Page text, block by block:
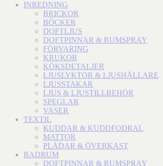
INREDNING
BRICKOR
BÖCKER
DOFTLJUS
DOFTPINNAR & RUMSPRAY
FÖRVARING
KRUKOR
KÖKSDETALJER
LJUSLYKTOR & LJUSHÅLLARE
LJUSSTAKAR
LJUS & LJUSTILLBEHÖR
SPEGLAR
VASER
TEXTIL
KUDDAR & KUDDFODRAL
MATTOR
PLÄDAR & ÖVERKAST
BADRUM
DOFTPINNAR & RUMSPRAY